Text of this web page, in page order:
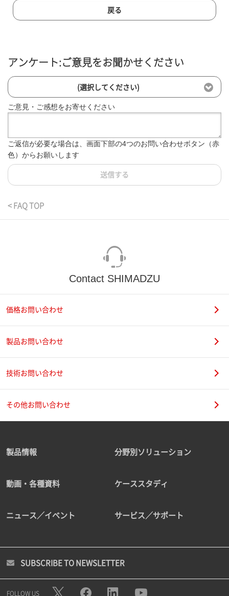
戻る
アンケート:ご意見をお聞かせください
(選択してください)
ご意見・ご感想をお寄せください
ご返信が必要な場合は、画面下部の4つのお問い合わせボタン（赤
色）からお願いします
送信する
< FAQ TOP
Contact SHIMADZU
価格お問い合わせ
製品お問い合わせ
技術お問い合わせ
その他お問い合わせ
製品情報 分野別ソリューション
動画・各種資料 ケーススタディ
ニュース／イベント サービス／サポート
SUBSCRIBE TO NEWSLETTER
FOLLOW US